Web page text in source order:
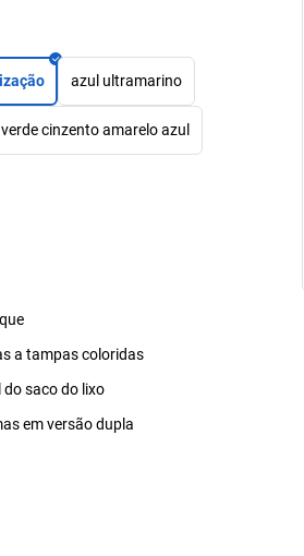
azul ultramarino
verde cinzento amarelo azul
a tampas coloridas
saco do lixo
em versão dupla